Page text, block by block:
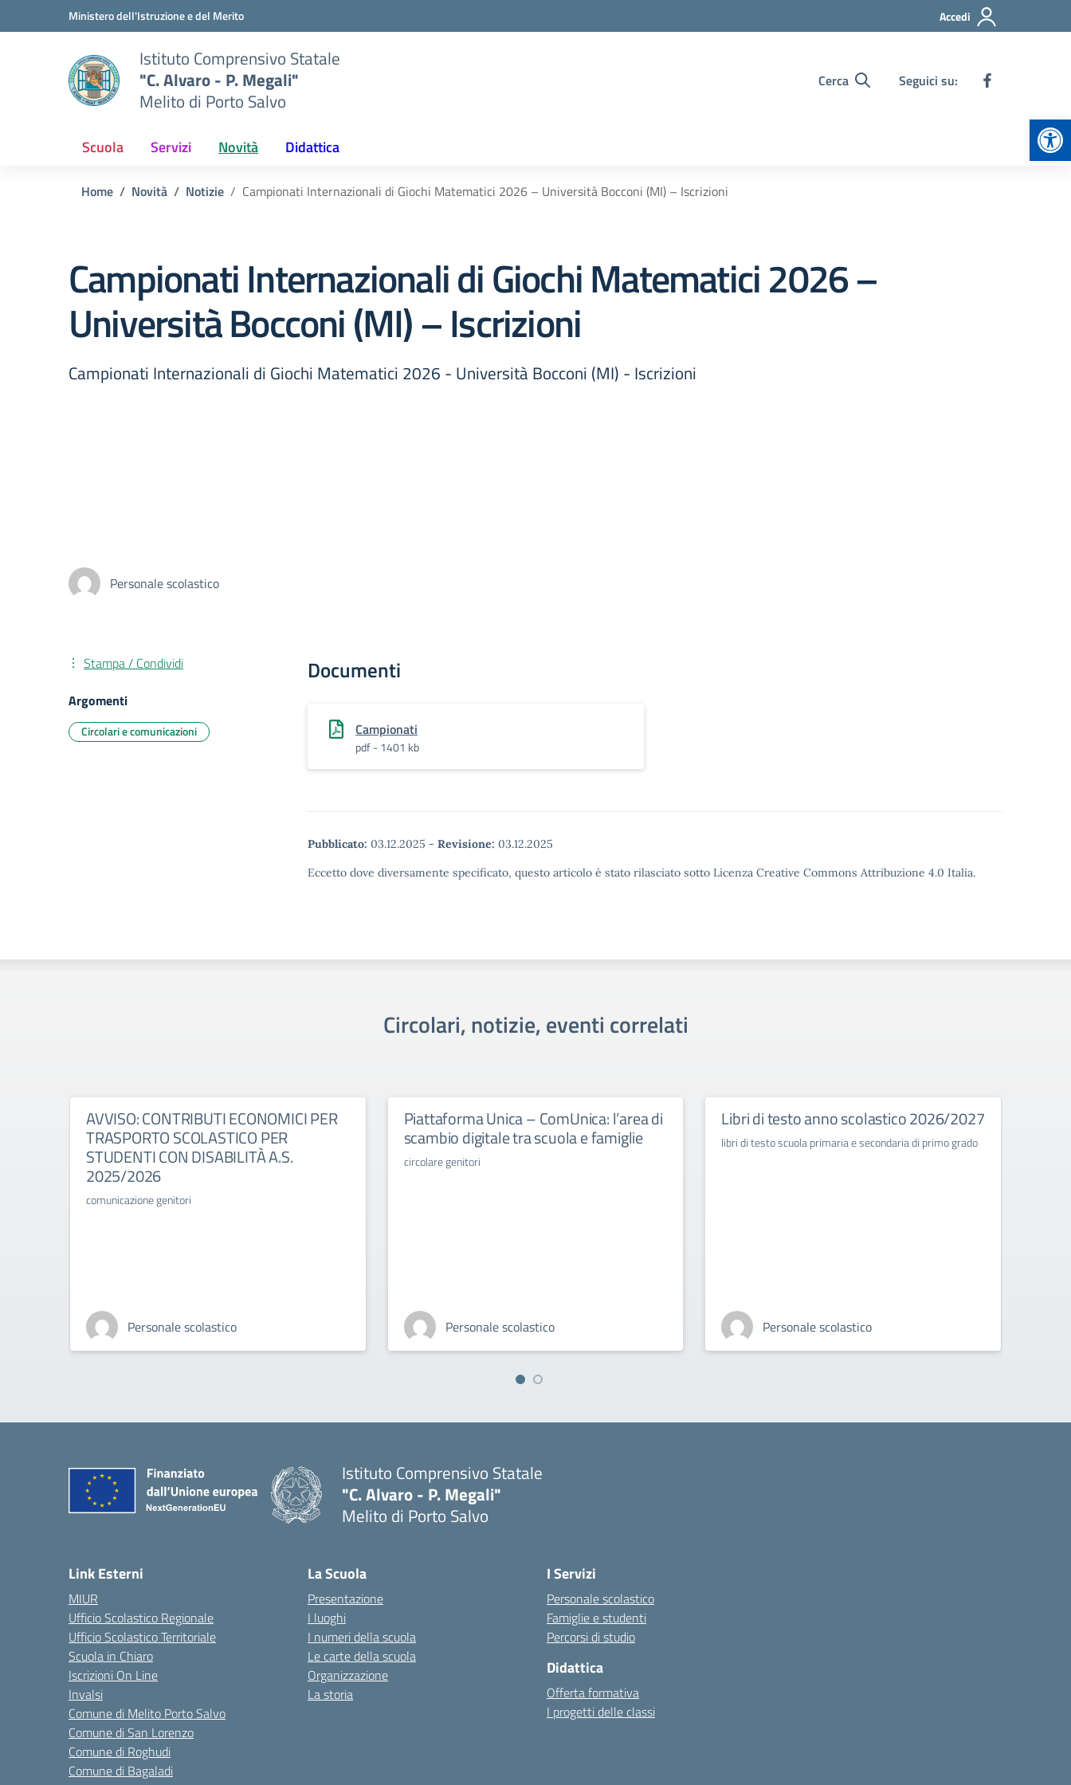
Vai ai contenuti
Vai al menu di navigazioneMinistero dell'Istruzione e del Merito Accedi
Istituto Comprensivo Statale
"C. Alvaro - P. Megali"
Melito di Porto Salvo
Cerca Seguici su:
Scuola Servizi Novità Didattica
Home Novità Notizie Campionati Internazionali di Giochi Matematici 2026 – Università Bocconi (MI) – Iscrizioni
Campionati Internazionali di Giochi Matematici 2026 –
Università Bocconi (MI) – Iscrizioni
Campionati Internazionali di Giochi Matematici 2026 - Università Bocconi (MI) - Iscrizioni
Personale scolastico
Documenti
Campionati
pdf - 1401 kb
Pubblicato: 03.12.2025 - Revisione: 03.12.2025
Eccetto dove diversamente specificato, questo articolo è stato rilasciato sotto Licenza Creative Commons Attribuzione 4.0 Italia.
Stampa / Condividi
Argomenti
Circolari e comunicazioni
Circolari, notizie, eventi correlati
AVVISO: CONTRIBUTI ECONOMICI PER
TRASPORTO SCOLASTICO PER
STUDENTI CON DISABILITÀ A.S.
2025/2026
comunicazione genitori
Personale scolastico
Piattaforma Unica – ComUnica: l’area di
scambio digitale tra scuola e famiglie
circolare genitori
Personale scolastico
Libri di testo anno scolastico 2026/2027
libri di testo scuola primaria e secondaria di primo grado
Personale scolastico
Istituto Comprensivo Statale
"C. Alvaro - P. Megali"
Melito di Porto Salvo
Link Esterni
MIUR
Ufficio Scolastico Regionale
Ufficio Scolastico Territoriale
Scuola in Chiaro
Iscrizioni On Line
Invalsi
Comune di Melito Porto Salvo
Comune di San Lorenzo
Comune di Roghudi
Comune di Bagaladi
La Scuola
Presentazione
I luoghi
I numeri della scuola
Le carte della scuola
Organizzazione
La storia
I Servizi
Personale scolastico
Famiglie e studenti
Percorsi di studio
Didattica
Offerta formativa
I progetti delle classi